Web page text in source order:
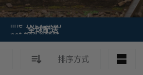
Liquid error
(sections/benefits
line 10): Could
not find asset
snippets/图标传
送.liquid
全球配送
排序方式